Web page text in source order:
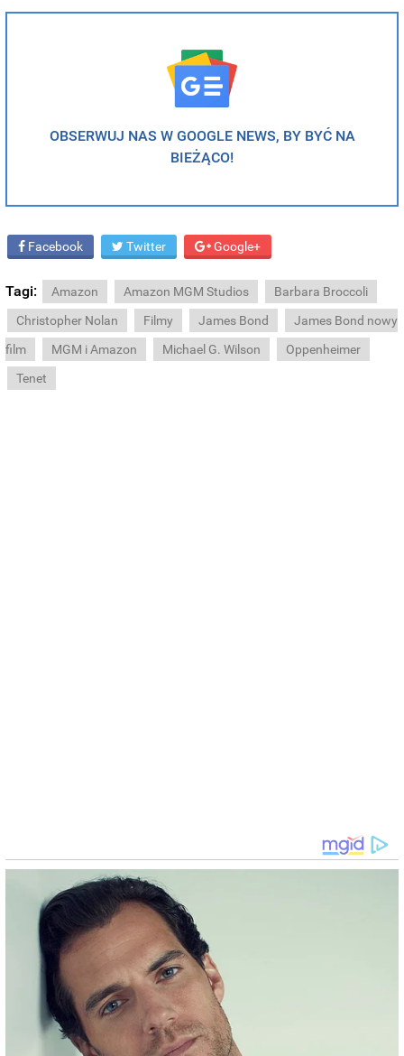
OBSERWUJ NAS W GOOGLE NEWS, BY BYĆ NA
BIEŻĄCO!
Facebook Twitter Google+
Tagi: Amazon Amazon MGM Studios
Barbara Broccoli
Christopher Nolan
Filmy James Bond
James Bond nowy
film
MGM i Amazon Michael G. Wilson
Oppenheimer
Tenet